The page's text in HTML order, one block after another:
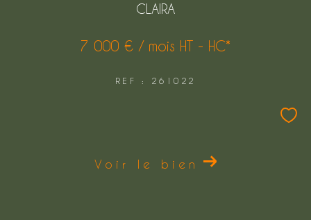
CLAIRA
7 000 € / mois HT - HC*
REF : 261022
Voir le bien